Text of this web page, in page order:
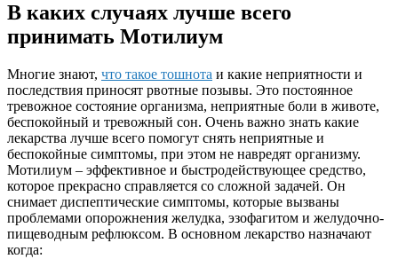
В каких случаях лучше всего
принимать Мотилиум
Многие знают, что такое тошнота и какие неприятности и
последствия приносят рвотные позывы. Это постоянное
тревожное состояние организма, неприятные боли в животе,
беспокойный и тревожный сон. Очень важно знать какие
лекарства лучше всего помогут снять неприятные и
беспокойные симптомы, при этом не навредят организму.
Мотилиум – эффективное и быстродействующее средство,
которое прекрасно справляется со сложной задачей. Он
снимает диспептические симптомы, которые вызваны
проблемами опорожнения желудка, эзофагитом и желудочно-
пищеводным рефлюксом. В основном лекарство назначают
когда: